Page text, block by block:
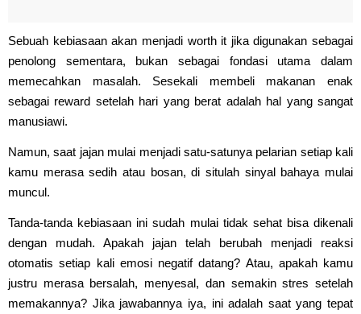
Sebuah kebiasaan akan menjadi worth it jika digunakan sebagai
penolong sementara, bukan sebagai fondasi utama dalam
memecahkan masalah. Sesekali membeli makanan enak
sebagai reward setelah hari yang berat adalah hal yang sangat
manusiawi.
Namun, saat jajan mulai menjadi satu-satunya pelarian setiap kali
kamu merasa sedih atau bosan, di situlah sinyal bahaya mulai
muncul.
Tanda-tanda kebiasaan ini sudah mulai tidak sehat bisa dikenali
dengan mudah. Apakah jajan telah berubah menjadi reaksi
otomatis setiap kali emosi negatif datang? Atau, apakah kamu
justru merasa bersalah, menyesal, dan semakin stres setelah
memakannya? Jika jawabannya iya, ini adalah saat yang tepat